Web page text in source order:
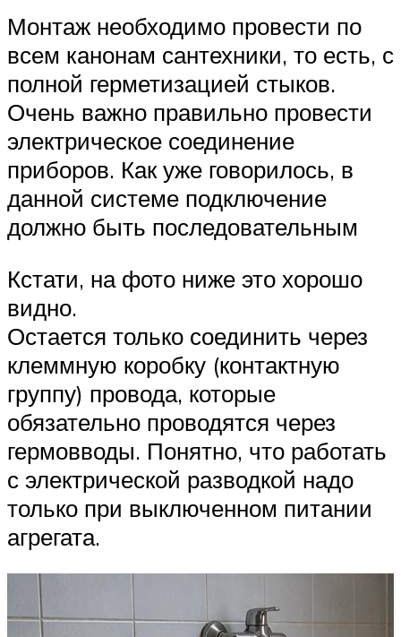
Монтаж необходимо провести по
всем канонам сантехники, то есть, с
полной герметизацией стыков.
Очень важно правильно провести
электрическое соединение
приборов. Как уже говорилось, в
данной системе подключение
должно быть последовательным
Кстати, на фото ниже это хорошо
видно.
Остается только соединить через
клеммную коробку (контактную
группу) провода, которые
обязательно проводятся через
гермовводы. Понятно, что работать
с электрической разводкой надо
только при выключенном питании
агрегата.